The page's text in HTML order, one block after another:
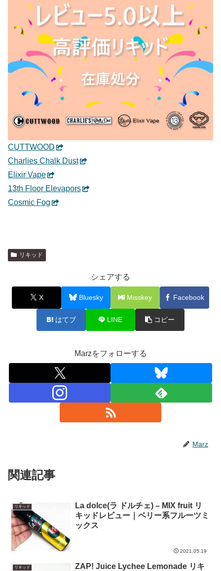
CUTTWOOD
Charlies Chalk Dust
Elixir Vape
13th Floor Elevapors
Cosmic Fog
リキッド
シェアする
X Bluesky Misskey Facebook
はてブ LINE コピー
Marzをフォローする
Marz
関連記事
リキッド
La dolce(ラ ドルチェ) – MIX fruit リ
キッドレビュー｜ベリー系フルーツミ
ックス
2021.05.19
リキッド
ZAP! Juice Lychee Lemonade リキ